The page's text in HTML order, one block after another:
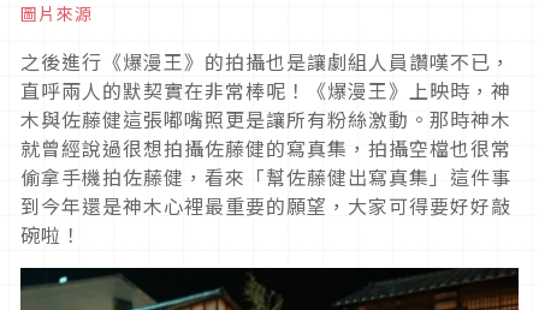
圖片來源
之後進行《爆漫王》的拍攝也是讓劇組人員讚嘆不已，
直呼兩人的默契實在非常棒呢！《爆漫王》上映時，神
木與佐藤健這張嘟嘴照更是讓所有粉絲激動。那時神木
就曾經說過很想拍攝佐藤健的寫真集，拍攝空檔也很常
偷拿手機拍佐藤健，看來「幫佐藤健出寫真集」這件事
到今年還是神木心裡最重要的願望，大家可得要好好敲
碗啦！